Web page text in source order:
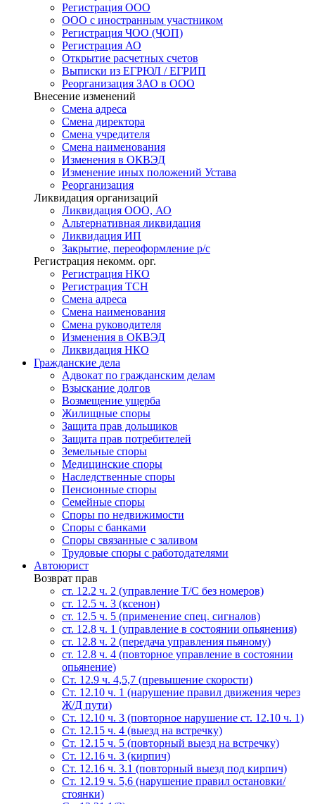
Регистрация ООО
ООО с иностранным участником
Регистрация ЧОО (ЧОП)
Регистрация АО
Открытие расчетных счетов
Выписки из ЕГРЮЛ / ЕГРИП
Реорганизация ЗАО в ООО
Внесение изменений
Смена адреса
Смена директора
Cмена учредителя
Смена наименования
Изменения в ОКВЭД
Изменение иных положений Устава
Реорганизация
Ликвидация организаций
Ликвидация ООО, АО
Альтернативная ликвидация
Ликвидация ИП
Закрытие, переоформление р/с
Регистрация некомм. орг.
Регистрация НКО
Регистрация ТСН
Смена адреса
Смена наименования
Смена руководителя
Изменения в ОКВЭД
Ликвидация НКО
Гражданские дела
Адвокат по гражданским делам
Взыскание долгов
Возмещение ущерба
Жилищные споры
Защита прав дольщиков
Защита прав потребителей
Земельные споры
Медицинские споры
Наследственные споры
Пенсионные споры
Семейные споры
Cпоры по недвижимости
Споры с банками
Споры связанные с заливом
Трудовые споры с работодателями
Автоюрист
Возврат прав
ст. 12.2 ч. 2 (управление Т/С без номеров)
ст. 12.5 ч. 3 (ксенон)
ст. 12.5 ч. 5 (применение спец. сигналов)
cт. 12.8 ч. 1 (управление в состоянии опьянения)
ст. 12.8 ч. 2 (передача управления пьяному)
ст. 12.8 ч. 4 (повторное управление в состоянии
опьянение)
Ст. 12.9 ч. 4,5,7 (превышение скорости)
Ст. 12.10 ч. 1 (нарушение правил движения через
Ж/Д пути)
Ст. 12.10 ч. 3 (повторное нарушение ст. 12.10 ч. 1)
Ст. 12.15 ч. 4 (выезд на встречку)
Ст. 12.15 ч. 5 (повторный выезд на встречку)
Ст. 12.16 ч. 3 (кирпич)
Ст. 12.16 ч. 3.1 (повторный выезд под кирпич)
Ст. 12.19 ч. 5,6 (нарушение правил остановки/
стоянки)